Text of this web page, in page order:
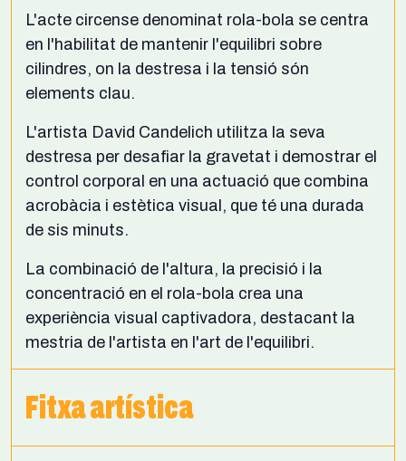
L'acte circense denominat rola-bola se centra
en l'habilitat de mantenir l'equilibri sobre
cilindres, on la destresa i la tensió són
elements clau.
L'artista David Candelich utilitza la seva
destresa per desafiar la gravetat i demostrar el
control corporal en una actuació que combina
acrobàcia i estètica visual, que té una durada
de sis minuts.
La combinació de l'altura, la precisió i la
concentració en el rola-bola crea una
experiència visual captivadora, destacant la
mestria de l'artista en l'art de l'equilibri.
Fitxa artística